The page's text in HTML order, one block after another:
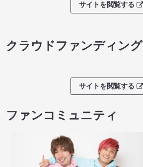
サイトを閲覧する
クラウドファンディング
サイトを閲覧する
ファンコミュニティ